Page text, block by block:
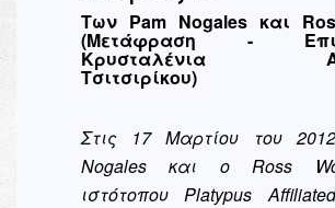
Των Pam Nogales και
(Μετάφραση -
Κρυσταλένια
Τσιτσιρίκου)
Στις 17 Μαρτίου του
Nogales και ο Ross
ιστότοπου Platypus Affiliated